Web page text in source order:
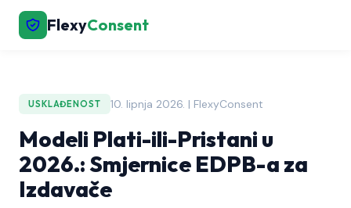
FlexyConsent
USKLAĐENOST 10. lipnja 2026. | FlexyConsent
Modeli Plati-ili-Pristani u
2026.: Smjernice EDPB-a za
Izdavače